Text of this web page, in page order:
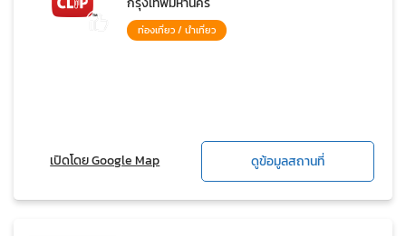
ท่องเที่ยว / นำเที่ยว
เปิดโดย Google Map ดูข้อมูลสถานที่